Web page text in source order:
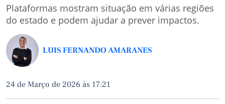
Plataformas mostram situação em várias regiões
do estado e podem ajudar a prever impactos.
LUIS FERNANDO AMARANES
24 de Março de 2026 às 17:21